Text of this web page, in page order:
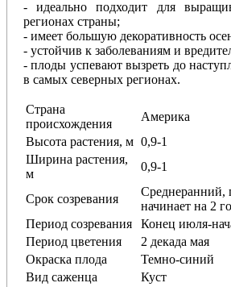
- идеально подходит для
регионах страны;
- имеет большую декоративность
- устойчив к заболеваниям и
- плоды успевают вызреть до
в самых северных регионах.
Страна
происхождения
Америка
Высота растения, м 0,9-1
Ширина растения,
м
0,9-1
Срок созревания
Среднеранний,
начинает на 2
Период созревания
Конец июля-
Период цветения
2 декада мая
Окраска плода
Темно-синий
Вид саженца
Куст